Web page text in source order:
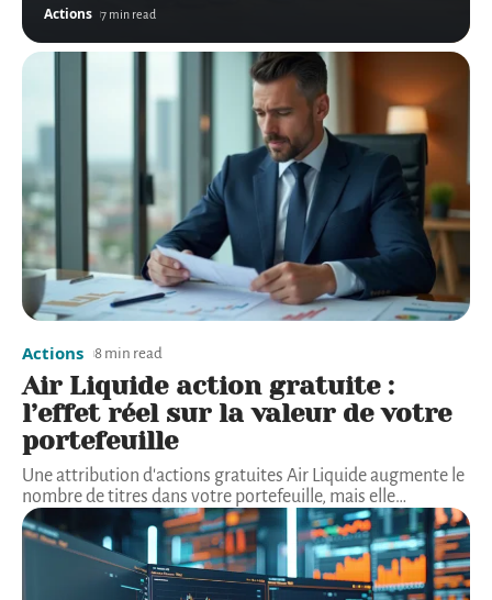
Actions 7 min read
Actions 8 min read
Air Liquide action gratuite :
l’effet réel sur la valeur de votre
portefeuille
Une attribution d'actions gratuites Air Liquide augmente le
nombre de titres dans votre portefeuille, mais elle…